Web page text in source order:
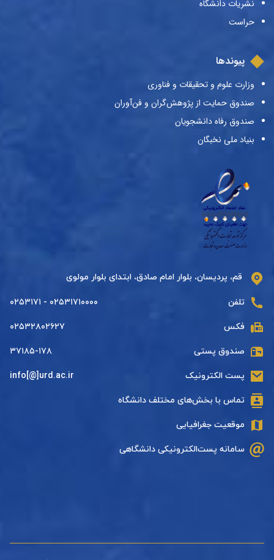
نشریات دانشگاه
حراست
پیوندها
وزارت علوم و تحقیقات و فناوری
صندوق حمایت از پژوهش‌گران و فن‌آوران
صندوق رفاه دانشجویان
بنیاد ملی نخبگان
قم، پردیسان، بلوار امام صادق، ابتدای بلوار مولوی
تلفن ۰۲۵۳۱۷۱۰۰۰۰ - ۰۲۵۳۱۷۱
فکس ۰۲۵۳۲۸۰۲۶۲۷
صندوق پستی ۳۷۱۸۵-۱۷۸
پست الکترونیک info[@]urd.ac.ir
تماس با بخش‌های مختلف دانشگاه
موقعیت جغرافیایی
سامانه پست‌الکترونیکی دانشگاهی